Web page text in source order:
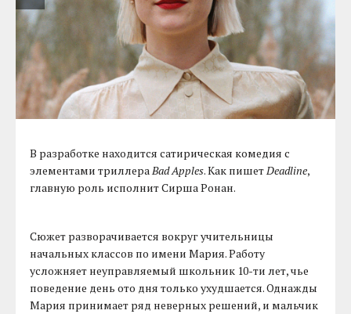
В разработке находится сатирическая комедия с
элементами триллераBad Apples. Как пишетDeadline,
главную роль исполнит Сирша Ронан.
Сюжет разворачивается вокруг учительницы
начальных классов по имени Мария. Работу
усложняет неуправляемый школьник 10-ти лет, чье
поведение день ото дня только ухудшается. Однажды
Мария принимает ряд неверных решений, и мальчик